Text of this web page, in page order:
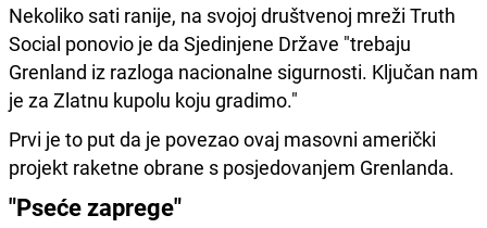
Nekoliko sati ranije, na svojoj društvenoj mreži Truth
Social ponovio je da Sjedinjene Države "trebaju
Grenland iz razloga nacionalne sigurnosti. Ključan nam
je za Zlatnu kupolu koju gradimo."
Prvi je to put da je povezao ovaj masovni američki
projekt raketne obrane s posjedovanjem Grenlanda.
"Pseće zaprege"